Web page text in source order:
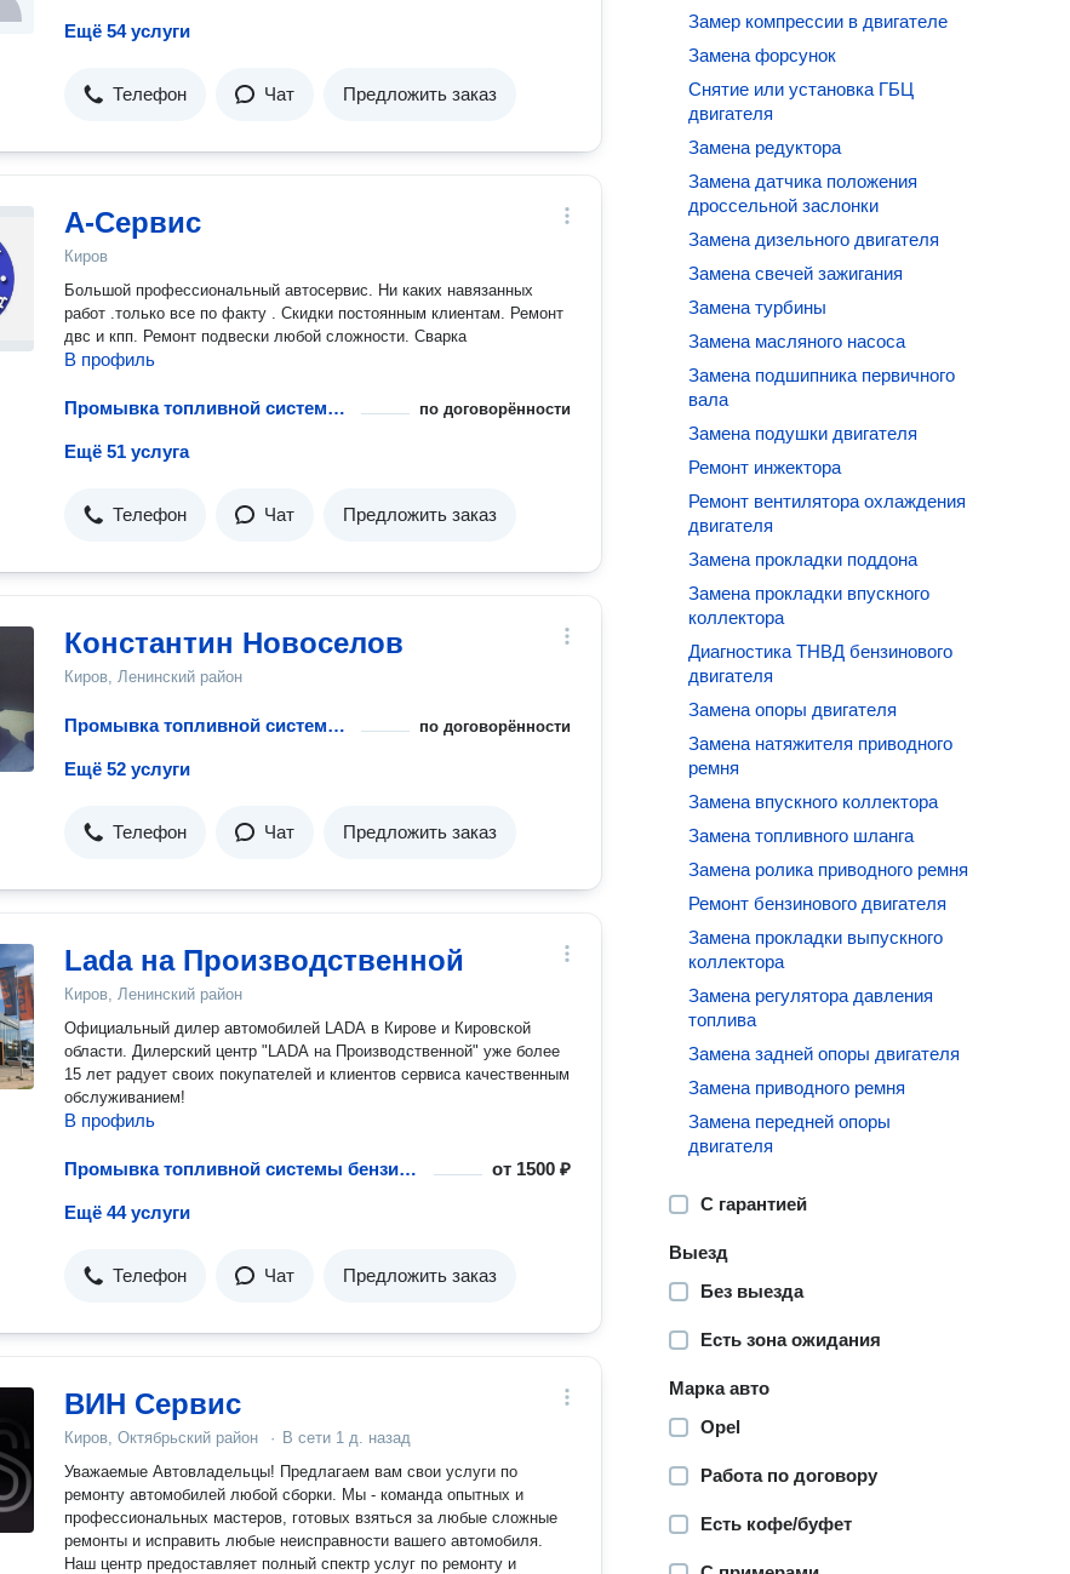
Ещё 54 услуги
Телефон Чат Предложить заказ
А-Сервис
Киров
Большой профессиональный автосервис. Ни каких навязанных
работ .только все по факту . Скидки постоянным клиентам. Ремонт
двс и кпп. Ремонт подвески любой сложности. Сварка
В профиль
Промывка топливной системы бензинового двигателя по договорённости
Ещё 51 услуга
Телефон Чат Предложить заказ
Константин Новоселов
Киров, Ленинский район
Промывка топливной системы бензинового двигателя по договорённости
Ещё 52 услуги
Телефон Чат Предложить заказ
Lada на Производственной
Киров, Ленинский район
Официальный дилер автомобилей LADA в Кирове и Кировской
области. Дилерский центр "LADA на Производственной" уже более
15 лет радует своих покупателей и клиентов сервиса качественным
обслуживанием!
В профиль
Промывка топливной системы бензинового двигателя от 1500 ₽
Ещё 44 услуги
Телефон Чат Предложить заказ
ВИН Сервис
Киров, Октябрьский район · В сети 1 д. назад
Уважаемые Автовладельцы! Предлагаем вам свои услуги по
ремонту автомобилей любой сборки. Мы - команда опытных и
профессиональных мастеров, готовых взяться за любые сложные
ремонты и исправить любые неисправности вашего автомобиля.
Наш центр предоставляет полный спектр услуг по ремонту и
Замер компрессии в двигателе
Замена форсунок
Снятие или установка ГБЦ
двигателя
Замена редуктора
Замена датчика положения
дроссельной заслонки
Замена дизельного двигателя
Замена свечей зажигания
Замена турбины
Замена масляного насоса
Замена подшипника первичного
вала
Замена подушки двигателя
Ремонт инжектора
Ремонт вентилятора охлаждения
двигателя
Замена прокладки поддона
Замена прокладки впускного
коллектора
Диагностика ТНВД бензинового
двигателя
Замена опоры двигателя
Замена натяжителя приводного
ремня
Замена впускного коллектора
Замена топливного шланга
Замена ролика приводного ремня
Ремонт бензинового двигателя
Замена прокладки выпускного
коллектора
Замена регулятора давления
топлива
Замена задней опоры двигателя
Замена приводного ремня
Замена передней опоры
двигателя
С гарантией
Выезд
Без выезда
Есть зона ожидания
Марка авто
Opel
Работа по договору
Есть кофе/буфет